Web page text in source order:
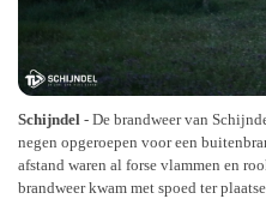
Schijndel - De brandweer van
negen opgeroepen voor een
afstand waren al forse vlammen en
brandweer kwam met spoed ter